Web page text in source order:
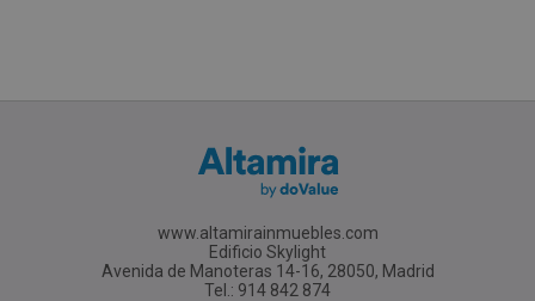
www.altamirainmuebles.com
Edificio Skylight
Avenida de Manoteras 14-16, 28050, Madrid
Tel.: 914 842 874